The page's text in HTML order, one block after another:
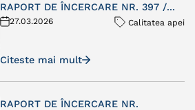
RAPORT DE ÎNCERCARE NR. 397 /...
27.03.2026 Calitatea apei
Citeste mai mult
RAPORT DE ÎNCERCARE NR.